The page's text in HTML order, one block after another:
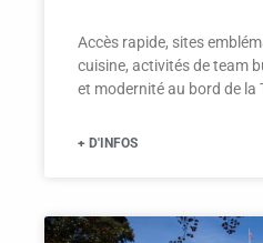
Accès rapide, sites
cuisine, activités de team
et modernité au bord de la
+ D'INFOS